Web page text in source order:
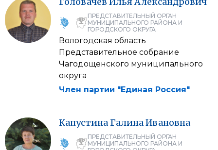
ПРЕДСТАВИТЕЛЬНЫЙ ОРГАН
МУНИЦИПАЛЬНОГО РАЙОНА И
ГОРОДСКОГО ОКРУГА
Вологодская область
Представительное собрание
Чагодощенского муниципального
округа
Член партии "Единая Россия"
Капустина ГалинаИвановна
ПРЕДСТАВИТЕЛЬНЫЙ ОРГАН
МУНИЦИПАЛЬНОГО РАЙОНА И